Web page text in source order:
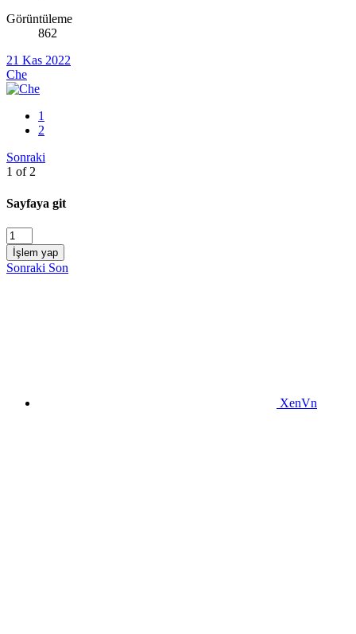
Görüntüleme
862
21 Kas 2022
Che
1
2
Sonraki
1 of 2
Sayfaya git
İşlem yap
Sonraki Son
XenVn